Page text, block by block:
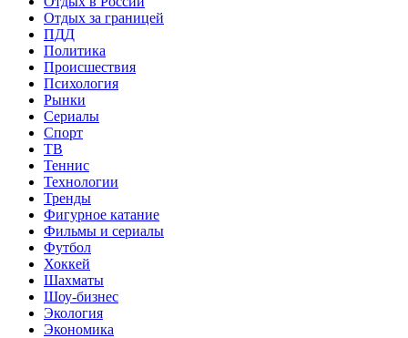
Отдых за границей
ПДД
Политика
Происшествия
Психология
Рынки
Сериалы
Спорт
ТВ
Теннис
Технологии
Тренды
Фигурное катание
Фильмы и сериалы
Футбол
Хоккей
Шахматы
Шоу-бизнес
Экология
Экономика